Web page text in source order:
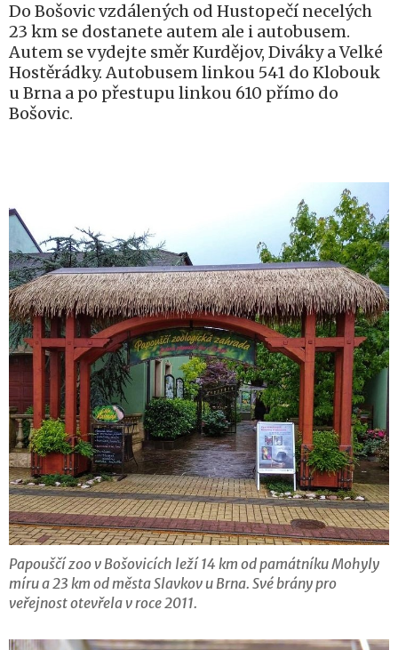
Do Bošovic vzdálených od Hustopečí necelých
23 km se dostanete autem ale i autobusem.
Autem se vydejte směr Kurdějov, Diváky a Velké
Hostěrádky. Autobusem linkou 541 do Klobouk
u Brna a po přestupu linkou 610 přímo do
Bošovic.
Papouščí zoo v Bošovicích leží 14 km od památníku Mohyly
míru a 23 km od města Slavkov u Brna. Své brány pro
veřejnost otevřela v roce 2011.